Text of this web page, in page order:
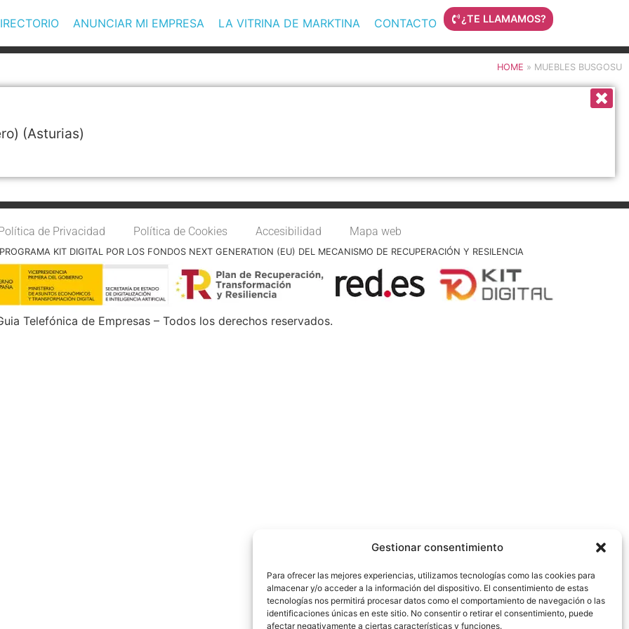
Gestionar consentimiento
Para ofrecer las mejores experiencias, utilizamos tecnologías como las cookies para
almacenar y/o acceder a la información del dispositivo. El consentimiento de estas
tecnologías nos permitirá procesar datos como el comportamiento de navegación o las
identificaciones únicas en este sitio. No consentir o retirar el consentimiento, puede
afectar negativamente a ciertas características y funciones.
ANUNCIAR MI EMPRESA LA VITRINA DE MARKTINA CONTACTO ¿TE LLAMAMOS?
HOME » MUEBLES BUSGOSU
(Asturias)
de Privacidad Política de Cookies Accesibilidad Mapa web
KIT DIGITAL POR LOS FONDOS NEXT GENERATION (EU) DEL MECANISMO DE RECUPERACIÓN Y RESILENCIA
Telefónica de Empresas – Todos los derechos reservados.